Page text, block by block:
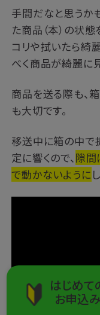
はじめて
お申込み
手間だなと思うか
た商品（本）の状
コリや拭いたら綺
べく商品が綺麗に
商品を送る際も、
も大切です。
移送中に箱の中で
定に響くので、 隙間
で動かないように